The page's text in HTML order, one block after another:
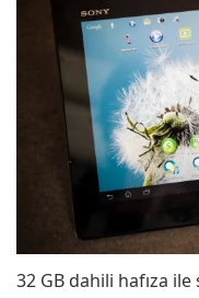
32 GB dahili hafıza